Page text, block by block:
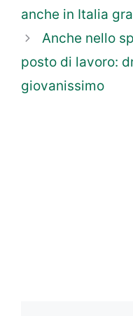
anche in Italia
Anche nello
posto di lavoro:
giovanissimo